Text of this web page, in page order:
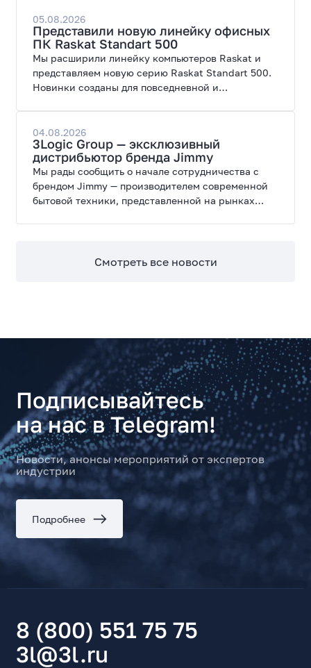
современных игр и работы с нейросетями.
05.08.2026
Представили новую линейку офисных
ПК Raskat Standart 500
Мы расширили линейку компьютеров Raskat и
представляем новую серию Raskat Standart 500.
Новинки созданы для повседневной и
широкие возможности модернизации.
04.08.2026
3Logic Group — эксклюзивный
дистрибьютор бренда Jimmy
Мы рады сообщить о начале сотрудничества с
брендом Jimmy — производителем современной
бытовой техники, представленной на рынках
Смотреть все новости
Подписывайтесь
на нас в Telegram!
Новости, анонсы мероприятий от экспертов
индустрии
Подробнее
8 (800) 551 75 75
3l@3l.ru